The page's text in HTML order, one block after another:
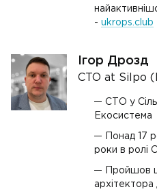
- ukrops.club
Ігор Дрозд
CTO at Silpo
СТО у
Екосистема
Понад 17
роки в ролі
Пройшов